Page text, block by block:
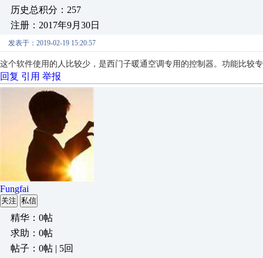
历史总积分：257
注册：2017年9月30日
发表于：2019-02-19 15:20:57
这个软件使用的人比较少，是西门子暖通空调专用的控制器。功能比较
回复 引用 举报
Fungfai
关注 私信
精华：0帖
求助：0帖
帖子：0帖 | 5回